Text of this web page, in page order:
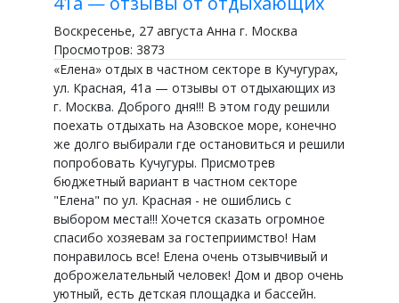
Воскресенье, 27 августа Анна г. Москва
Просмотров: 3873
«Елена» отдых в частном секторе в Кучугурах,
ул. Красная, 41а — отзывы от отдыхающих из
г. Москва. Доброго дня!!! В этом году решили
поехать отдыхать на Азовское море, конечно
же долго выбирали где остановиться и решили
попробовать Кучугуры. Присмотрев
бюджетный вариант в частном секторе
"Елена" по ул. Красная - не ошиблись с
выбором места!!! Хочется сказать огромное
спасибо хозяевам за гостеприимство! Нам
понравилось все! Елена очень отзывчивый и
доброжелательный человек! Дом и двор очень
уютный, есть детская площадка и бассейн.